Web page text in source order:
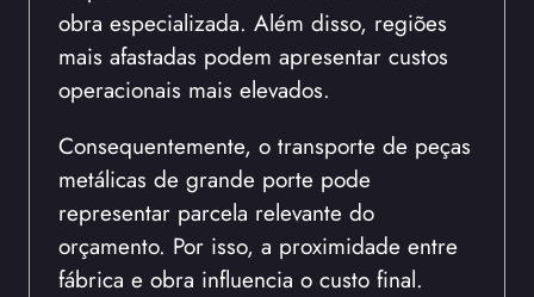
obra especializada. Além disso, regiões
mais afastadas podem apresentar custos
operacionais mais elevados.
Consequentemente, o transporte de peças
metálicas de grande porte pode
representar parcela relevante do
orçamento. Por isso, a proximidade entre
fábrica e obra influencia o custo final.